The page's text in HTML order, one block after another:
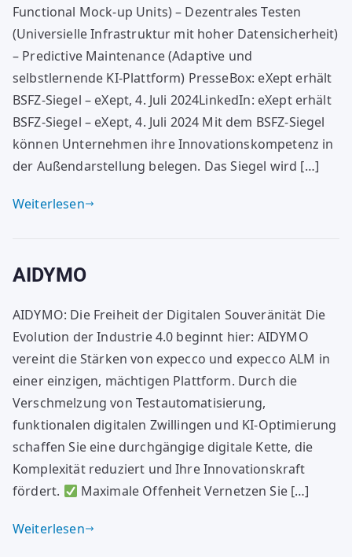
Functional Mock-up Units) – Dezentrales Testen
(Universielle Infrastruktur mit hoher Datensicherheit)
– Predictive Maintenance (Adaptive und
selbstlernende KI-Plattform) PresseBox: eXept erhält
BSFZ-Siegel – eXept, 4. Juli 2024LinkedIn: eXept erhält
BSFZ-Siegel – eXept, 4. Juli 2024 Mit dem BSFZ-Siegel
können Unternehmen ihre Innovationskompetenz in
der Außendarstellung belegen. Das Siegel wird […]
Weiterlesen
AIDYMO
AIDYMO: Die Freiheit der Digitalen Souveränität Die
Evolution der Industrie 4.0 beginnt hier: AIDYMO
vereint die Stärken von expecco und expecco ALM in
einer einzigen, mächtigen Plattform. Durch die
Verschmelzung von Testautomatisierung,
funktionalen digitalen Zwillingen und KI-Optimierung
schaffen Sie eine durchgängige digitale Kette, die
Komplexität reduziert und Ihre Innovationskraft
fördert.
Maximale Offenheit Vernetzen Sie […]
Weiterlesen